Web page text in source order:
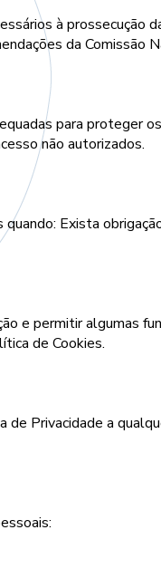
à prossecução
da Comissão
para proteger
não autorizados.
Exista
e permitir algumas
de Cookies.
Privacidade a